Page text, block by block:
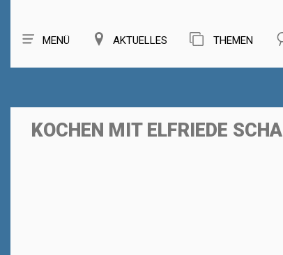
MENÜ AKTUELLES THEMEN
KOCHEN MIT ELFRIEDE